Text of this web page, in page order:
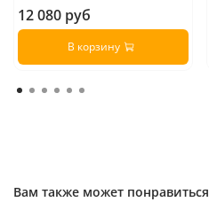
12 080 руб
В корзину
Вам также может понравиться